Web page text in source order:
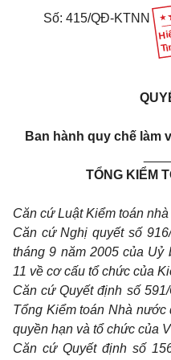
Số: 415/QĐ-KTNN
Ban hành quy chế làm
TỔNG KIỂM
Căn cứ Luật Kiểm toán
Căn cứ Nghị quyết số
tháng 9 năm 2005 của Uỷ
11 về cơ cấu tổ chức của
Căn cứ Quyết định số
Tổng Kiểm toán Nhà
quyền hạn và tổ chức của
Căn cứ Quyết định số